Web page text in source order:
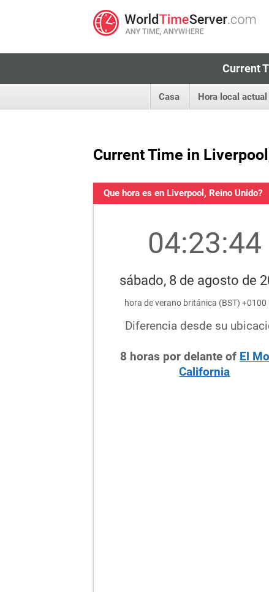
Current
Casa Hora local actual
Current Time in
Que hora es en Liverpool, Reino Unido?
04:23:44
sábado, 8 de agosto de
hora de verano británica (BST) +0100
Diferencia desde su
8 horas por delante of El
California